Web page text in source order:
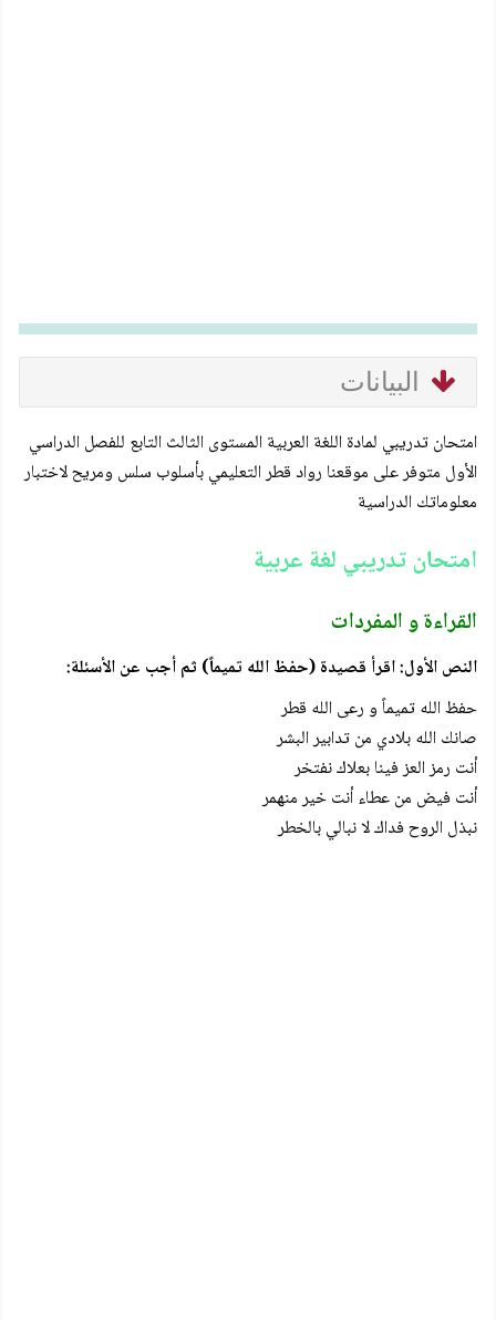
البيانات
امتحان تدريبي لمادة اللغة العربية المستوى الثالث التابع للفصل الدراسي
الأول متوفر على موقعنا رواد قطر التعليمي بأسلوب سلس ومريح لاختبار
معلوماتك الدراسية
امتحان تدريبي لغة عربية
القراءة و المفردات
النص الأول: اقرأ قصيدة (حفظ الله تميماً) ثم أجب عن الأسئلة:
حفظ الله تميماً و رعى الله قطر
صانك الله بلادي من تدابير البشر
أنت رمز العز فينا بعلاك نفتخر
أنت فيض من عطاء أنت خير منهمر
نبذل الروح فداك لا نبالي بالخطر